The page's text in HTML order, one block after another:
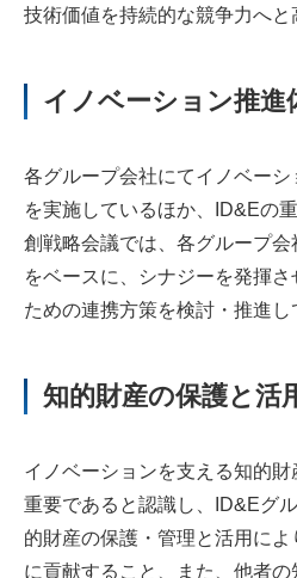
技術価値を持続的な競争力へと
イノベーション推進
各グループ会社にてイノベー
を実施しているほか、ID&Eの
創戦略会議では、各グループ
をベースに、シナジーを発揮
ための連携方策を検討・推進し
知的財産の保護と活
イノベーションを支える知的
重要であると認識し、ID&Eグ
的財産の保護・管理と活用に
に貢献すること、また、他者